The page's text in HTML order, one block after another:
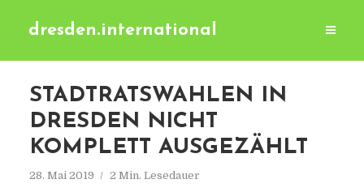
dresden.international
STADTRATSWAHLEN IN
DRESDEN NICHT
KOMPLETT AUSGEZÄHLT
28. Mai 2019 2 Min. Lesedauer